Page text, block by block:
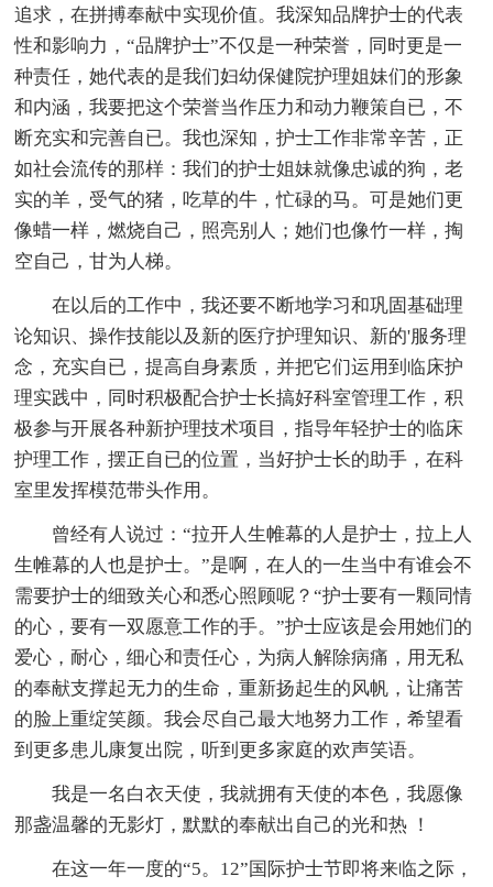
追求，在拼搏奉献中实现价值。我深知品牌护士的代表
性和影响力，“品牌护士”不仅是一种荣誉，同时更是一
种责任，她代表的是我们妇幼保健院护理姐妹们的形象
和内涵，我要把这个荣誉当作压力和动力鞭策自已，不
断充实和完善自已。我也深知，护士工作非常辛苦，正
如社会流传的那样：我们的护士姐妹就像忠诚的狗，老
实的羊，受气的猪，吃草的牛，忙碌的马。可是她们更
像蜡一样，燃烧自己，照亮别人；她们也像竹一样，掏
空自己，甘为人梯。
在以后的工作中，我还要不断地学习和巩固基础理
论知识、操作技能以及新的医疗护理知识、新的'服务理
念，充实自已，提高自身素质，并把它们运用到临床护
理实践中，同时积极配合护士长搞好科室管理工作，积
极参与开展各种新护理技术项目，指导年轻护士的临床
护理工作，摆正自已的位置，当好护士长的助手，在科
室里发挥模范带头作用。
曾经有人说过：“拉开人生帷幕的人是护士，拉上人
生帷幕的人也是护士。”是啊，在人的一生当中有谁会不
需要护士的细致关心和悉心照顾呢？“护士要有一颗同情
的心，要有一双愿意工作的手。”护士应该是会用她们的
爱心，耐心，细心和责任心，为病人解除病痛，用无私
的奉献支撑起无力的生命，重新扬起生的风帆，让痛苦
的脸上重绽笑颜。我会尽自己最大地努力工作，希望看
到更多患儿康复出院，听到更多家庭的欢声笑语。
我是一名白衣天使，我就拥有天使的本色，我愿像
那盏温馨的无影灯，默默的奉献出自己的光和热 ！
在这一年一度的“5。12”国际护士节即将来临之际，